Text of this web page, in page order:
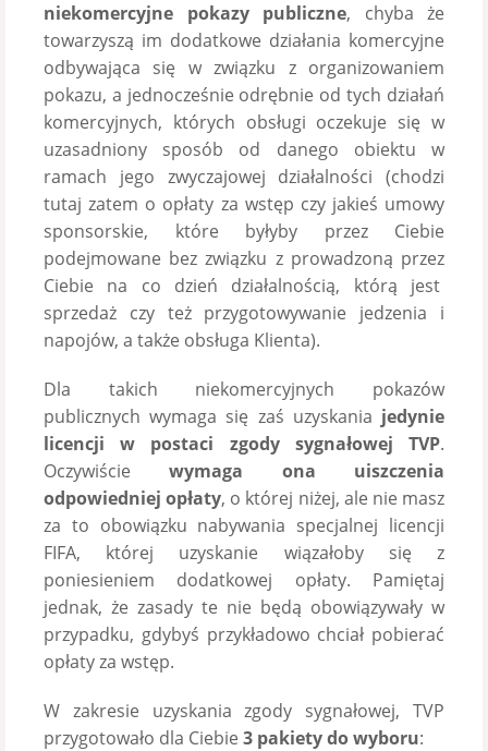
niekomercyjne pokazy publiczne, chyba że
towarzyszą im dodatkowe działania komercyjne
odbywająca się w związku z organizowaniem
pokazu, a jednocześnie odrębnie od tych działań
komercyjnych, których obsługi oczekuje się w
uzasadniony sposób od danego obiektu w
ramach jego zwyczajowej działalności (chodzi
tutaj zatem o opłaty za wstęp czy jakieś umowy
sponsorskie, które byłyby przez Ciebie
podejmowane bez związku z prowadzoną przez
Ciebie na co dzień działalnością, którą jest
sprzedaż czy też przygotowywanie jedzenia i
napojów, a także obsługa Klienta).
Dla takich niekomercyjnych pokazów
publicznych wymaga się zaś uzyskania jedynie
licencji w postaci zgody sygnałowej TVP.
Oczywiściewymaga ona uiszczenia
odpowiedniej opłaty, o której niżej, ale nie masz
za to obowiązku nabywania specjalnej licencji
FIFA, której uzyskanie wiązałoby się z
poniesieniem dodatkowej opłaty. Pamiętaj
jednak, że zasady te nie będą obowiązywały w
przypadku, gdybyś przykładowo chciał pobierać
opłaty za wstęp.
W zakresie uzyskania zgody sygnałowej, TVP
przygotowało dla Ciebie 3 pakiety do wyboru: